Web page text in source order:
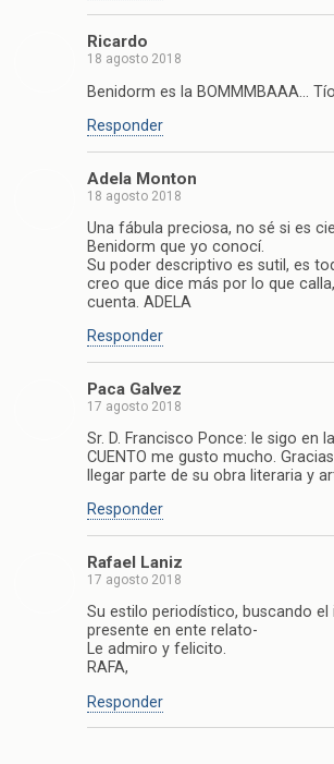
Ricardo
18 agosto 2018
Benidorm es la BOMMMBAAA…
Responder
Adela Monton
18 agosto 2018
Una fábula preciosa, no sé si es
Benidorm que yo conocí.
Su poder descriptivo es sutil, es
creo que dice más por lo que
cuenta. ADELA
Responder
Paca Galvez
17 agosto 2018
Sr. D. Francisco Ponce: le sigo en
CUENTO me gusto mucho.
llegar parte de su obra literaria y
Responder
Rafael Laniz
17 agosto 2018
Su estilo periodístico, buscando
presente en ente relato-
Le admiro y felicito.
RAFA,
Responder